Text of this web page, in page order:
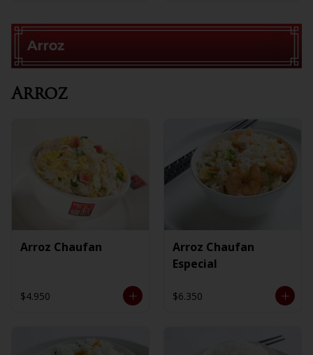
Arroz
Arroz Chaufan
$4.950
Arroz Chaufan
Especial
$6.350